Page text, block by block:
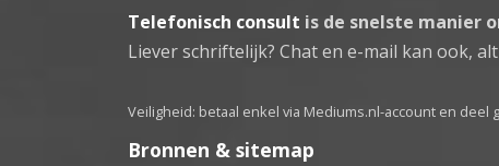
Telefonisch consult is de snelste manier
Liever schriftelijk? Chat en e-mail kan ook,
Veiligheid: betaal enkel via Mediums.nl-account en
Bronnen & sitemap